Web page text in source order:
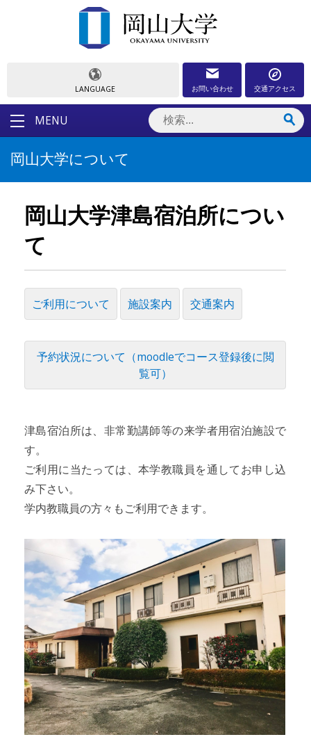
LANGUAGE お問い合わせ 交通アクセス
MENU
岡山大学について
岡山大学津島宿泊所につい
て
ご利用について 施設案内 交通案内
予約状況について（moodleでコース登録後に閲
覧可）
津島宿泊所は、非常勤講師等の来学者用宿泊施設で
す。
ご利用に当たっては、本学教職員を通してお申し込
み下さい。
学内教職員の方々もご利用できます。